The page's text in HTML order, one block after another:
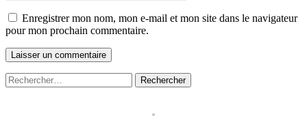
Enregistrer mon nom, mon e-mail et mon site dans le navigateur
pour mon prochain commentaire.